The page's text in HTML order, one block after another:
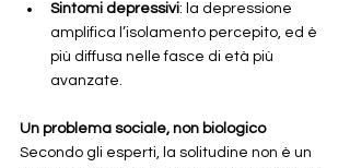
Sintomi depressivi: la depressione
amplifica l’isolamento percepito, ed è
più diffusa nelle fasce di età più
avanzate.
Un problema sociale, non biologico
Secondo gli esperti, la solitudine non è un